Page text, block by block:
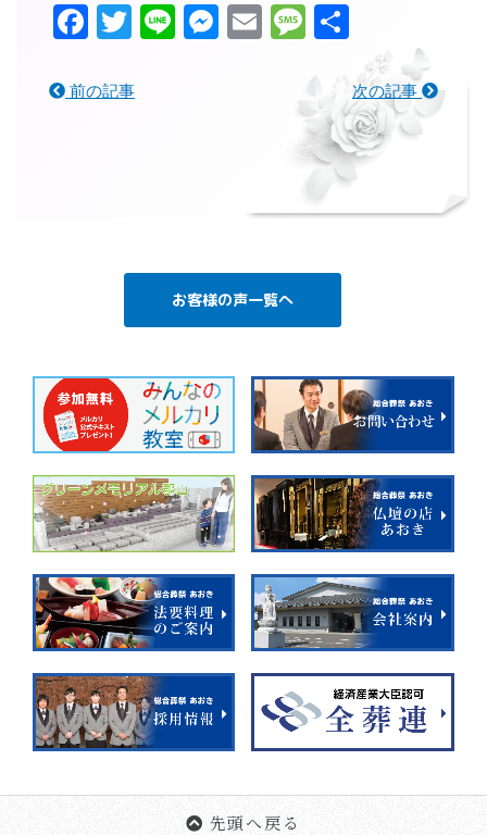
Facebook
Twitter
LineMessenger
EmailMessage
有
前の記事 次の記事
お客様の声一覧へ
先頭へ戻る